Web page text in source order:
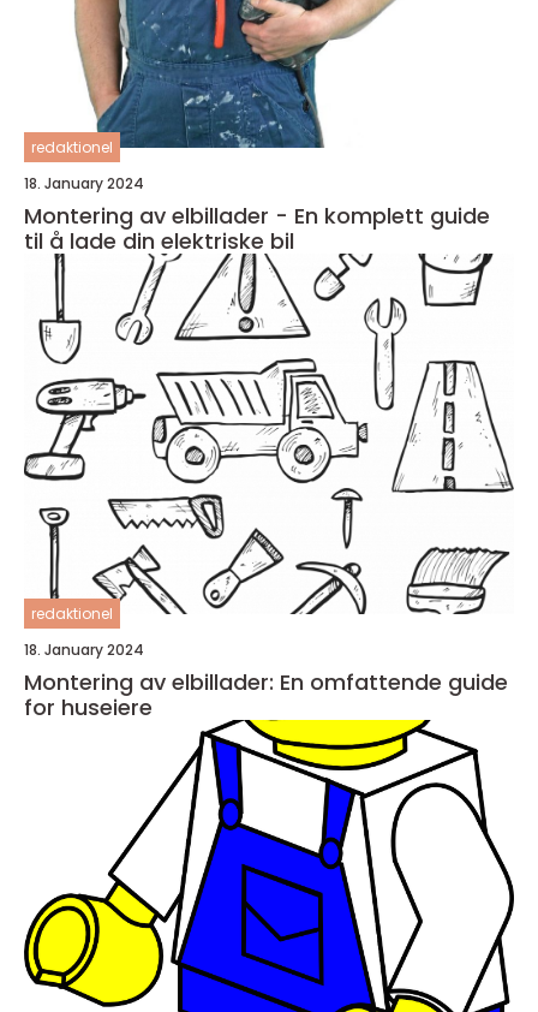
redaktionel
18. January 2024
Montering av elbillader - En komplett guide
til å lade din elektriske bil
redaktionel
18. January 2024
Montering av elbillader: En omfattende guide
for huseiere